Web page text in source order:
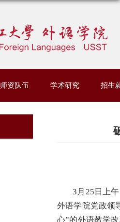
师资队伍 学术研究 招生
3 月 25 日上
外语学院党政领
心”的外语教学